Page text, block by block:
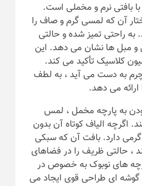
بافتی نرم و مخملی است.
آن که لمسی گرم و صاف را
راحتی تمیز شده و حالتی
مبل ها نشان می دهد. این
کلاسیک تأکید می کند.
چرم به دست می آید ، به لطف
می دهد.
به پارچه مخمل ، لمس
اگرچه الیاف کوتاه آن بدون
گرمی دارد. بافت آن که سبکی
، حالتی ظریف را در فضاهای
های نوبوک به خصوص در
ای طراحی قوی ایجاد می